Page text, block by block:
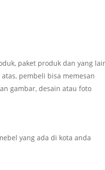
paket produk dan yang
pembeli bisa memesan
gambar, desain atau foto
yang ada di kota anda